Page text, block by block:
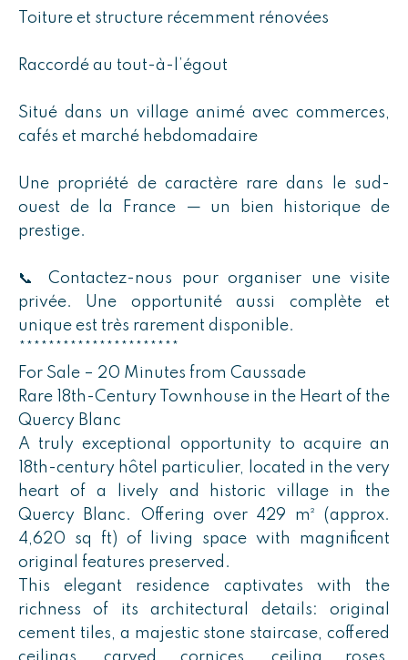
Toiture et structure récemment rénovées
Raccordé au tout-à-l’égout
Situé dans un village animé avec commerces,
cafés et marché hebdomadaire
Une propriété de caractère rare dans le sud-
ouest de la France — un bien historique de
prestige.
📞 Contactez-nous pour organiser une visite
privée. Une opportunité aussi complète et
unique est très rarement disponible.
**********************
For Sale – 20 Minutes from Caussade
Rare 18th-Century Townhouse in the Heart of the
Quercy Blanc
A truly exceptional opportunity to acquire an
18th-century hôtel particulier, located in the very
heart of a lively and historic village in the
Quercy Blanc. Offering over 429 m² (approx.
4,620 sq ft) of living space with magnificent
original features preserved.
This elegant residence captivates with the
richness of its architectural details: original
cement tiles, a majestic stone staircase, coffered